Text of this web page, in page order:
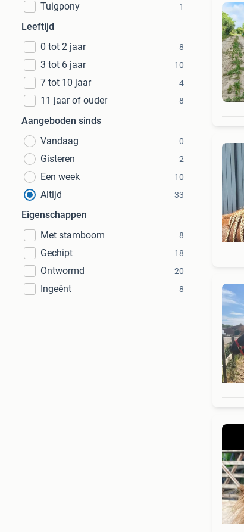
Tuigpony 1
Leeftijd
0 tot 2 jaar
8
3 tot 6 jaar 10
7 tot 10 jaar 4
11 jaar of ouder 8
Aangeboden sinds
Vandaag
0
Gisteren 2
Een week 10
Altijd 33
Eigenschappen
Met stamboom
8
Gechipt 18
Ontwormd 20
Ingeënt 8